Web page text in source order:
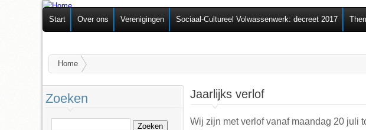
Federatie van
Zelforganisaties
Start Over ons Verenigingen Sociaal-Cultureel Volwassenwerk: decreet 2017
U bent hier
Home
Jaarlijks verlof
Wij zijn met verlof vanaf maandag 20 juli
Zoeken